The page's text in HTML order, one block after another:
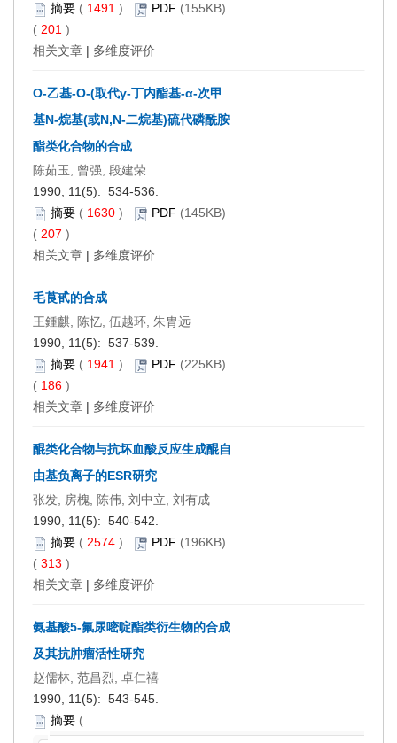
摘要 ( 1491 ) PDF (155KB)
( 201 )
相关文章 | 多维度评价
O-乙基-O-(取代γ-丁内酯基-α-次甲
基N-烷基(或N,N-二烷基)硫代磷酰胺
酯类化合物的合成
陈茹玉, 曾强, 段建荣
1990, 11(5): 534-536.
摘要 ( 1630 ) PDF (145KB)
( 207 )
相关文章 | 多维度评价
毛莨甙的合成
王鍾麒, 陈忆, 伍越环, 朱胄远
1990, 11(5): 537-539.
摘要 ( 1941 ) PDF (225KB)
( 186 )
相关文章 | 多维度评价
醌类化合物与抗坏血酸反应生成醌自
由基负离子的ESR研究
张发, 房槐, 陈伟, 刘中立, 刘有成
1990, 11(5): 540-542.
摘要 ( 2574 ) PDF (196KB)
( 313 )
相关文章 | 多维度评价
氨基酸5-氟尿嘧啶酯类衍生物的合成
及其抗肿瘤活性研究
赵儒林, 范昌烈, 卓仁禧
1990, 11(5): 543-545.
摘要 (